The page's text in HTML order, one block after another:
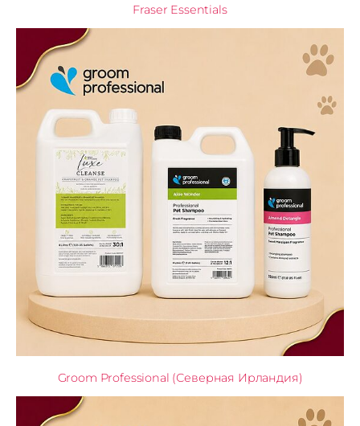
Fraser Essentials
Groom Professional (Северная Ирландия)